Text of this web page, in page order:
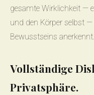
gesamte Wirklichkeit —
und den Körper selbst
Bewusstseins anerkennt.
Vollständige
Privatsphäre.